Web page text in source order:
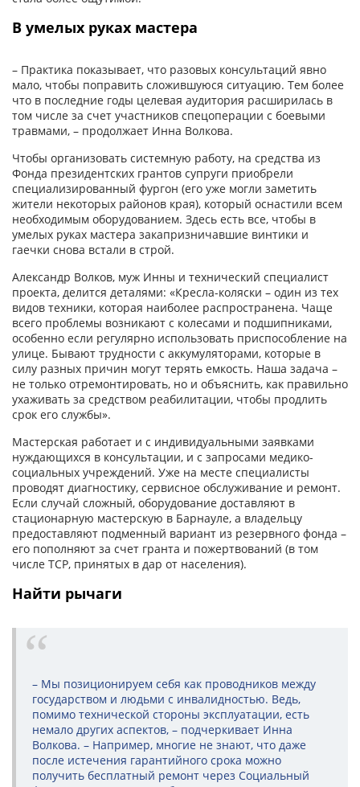
В умелых руках мастера
– Практика показывает, что разовых консультаций явно
мало, чтобы поправить сложившуюся ситуацию. Тем более
что в последние годы целевая аудитория расширилась в
том числе за счет участников спецоперации с боевыми
травмами, – продолжает Инна Волкова.
Чтобы организовать системную работу, на средства из
Фонда президентских грантов супруги приобрели
специализированный фургон (его уже могли заметить
жители некоторых районов края), который оснастили всем
необходимым оборудованием. Здесь есть все, чтобы в
умелых руках мастера закапризничавшие винтики и
гаечки снова встали в строй.
Александр Волков, муж Инны и технический специалист
проекта, делится деталями: «Кресла-коляски – один из тех
видов техники, которая наиболее распространена. Чаще
всего проблемы возникают с колесами и подшипниками,
особенно если регулярно использовать приспособление на
улице. Бывают трудности с аккумуляторами, которые в
силу разных причин могут терять емкость. Наша задача –
не только отремонтировать, но и объяснить, как правильно
ухаживать за средством реабилитации, чтобы продлить
срок его службы».
Мастерская работает и с индивидуальными заявками
нуждающихся в консультации, и с запросами медико-
социальных учреждений. Уже на месте специалисты
проводят диагностику, сервисное обслуживание и ремонт.
Если случай сложный, оборудование доставляют в
стационарную мастерскую в Барнауле, а владельцу
предоставляют подменный вариант из резервного фонда –
его пополняют за счет гранта и пожертвований (в том
числе ТСР, принятых в дар от населения).
Найти рычаги
– Мы позиционируем себя как проводников между
государством и людьми с инвалидностью. Ведь,
помимо технической стороны эксплуатации, есть
немало других аспектов, – подчеркивает Инна
Волкова. – Например, многие не знают, что даже
после истечения гарантийного срока можно
получить бесплатный ремонт через Социальный